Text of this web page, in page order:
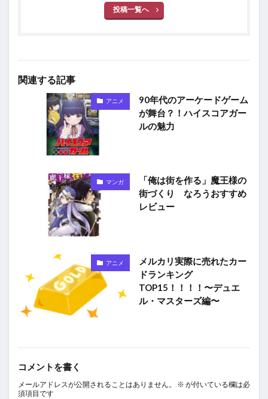
投稿一覧へ
関連する記事
アニメ
90年代のアーケードゲーム
が舞台？！ハイスコアガー
ルの魅力
マンガ
「俺は街を作る」魔王様の
街づくり なろうおすすめ
レビュー
アニメ
メルカリ実際に売れたカー
ドランキング
TOP15！！！！〜デュエ
ル・マスターズ編〜
コメントを書く
メールアドレスが公開されることはありません。 ※ が付いている欄は必
須項目です